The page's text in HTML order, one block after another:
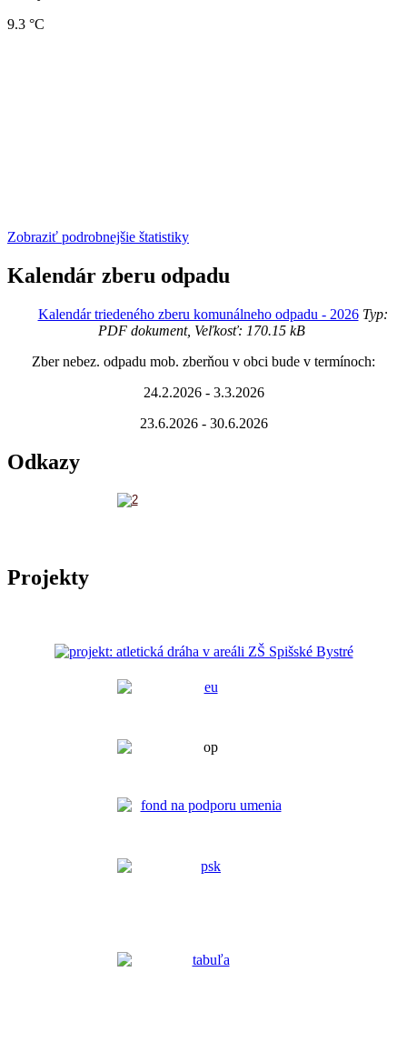
9.3 °C
Zobraziť podrobnejšie štatistiky
Kalendár zberu odpadu
Kalendár triedeného zberu komunálneho odpadu - 2026Typ:
PDF dokument, Veľkosť: 170.15 kB
Zber nebez. odpadu mob. zberňou v obci bude v termínoch:
24.2.2026 - 3.3.2026
23.6.2026 - 30.6.2026
Odkazy
Projekty